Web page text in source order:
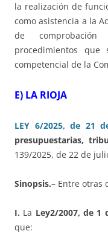
la realización de
como asistencia a la
de
procedimientos
competencial de la
E) LA RIOJA
LEY 6/2025, de 21
presupuestarias,
139/2025, de 22 de
Sinopsis.– Entre otras
I. La Ley2/2007, de 1
que: